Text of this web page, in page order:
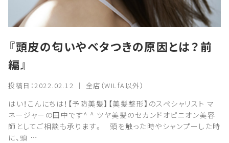
『頭皮の匂いやベタつきの原因とは？前
編』
投稿日：2022.02.12 ｜ 全店（WILfA以外）
はい！こんにちは！【予防美髪】【美髪整形】のスペシャリスト マ
ネージャーの田中です^ ^ ツヤ美髪のセカンドオピニオン美容
師としてご相談も承ります。 頭を触った時やシャンプーした時
に、頭 …